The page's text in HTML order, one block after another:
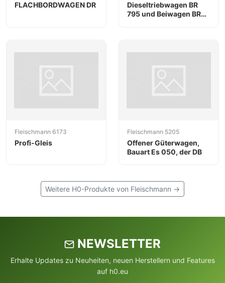
FLACHBORDWAGEN DR
Dieseltriebwagen BR
795 und Beiwagen BR
Fleischmann 6173
Profi-Gleis
Fleischmann 5205
Offener Güterwagen,
Bauart Es 050, der DB
Weitere H0-Produkte von Fleischmann →
NEWSLETTER
Erhalte Updates zu Neuheiten, neuen Herstellern und Features
auf h0.eu